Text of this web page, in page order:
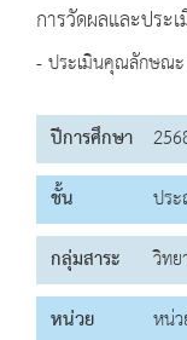
การวัดผลและประ
- ประเมินคุณลักษณ
ปีการศึกษา
ชั้น
ปร
กลุ่มสาระ
วิท
หน่วย
หน่